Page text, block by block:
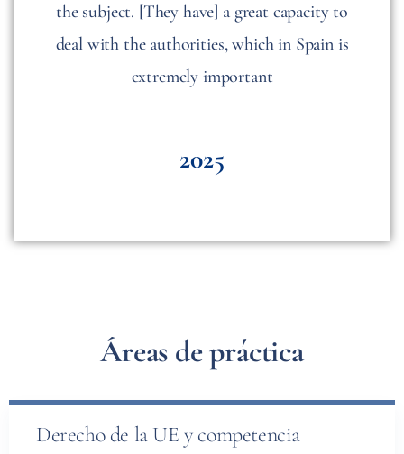
the subject. [They have] a great capacity to
deal with the authorities, which in Spain is
extremely important
2025
Áreas de práctica
Derecho de la UE y competencia